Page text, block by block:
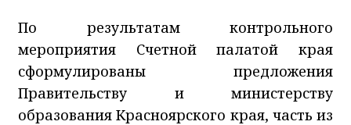
По результатам контрольного
мероприятия Счетной палатой края
сформулированы предложения
Правительству и министерству
образования Красноярского края, часть из